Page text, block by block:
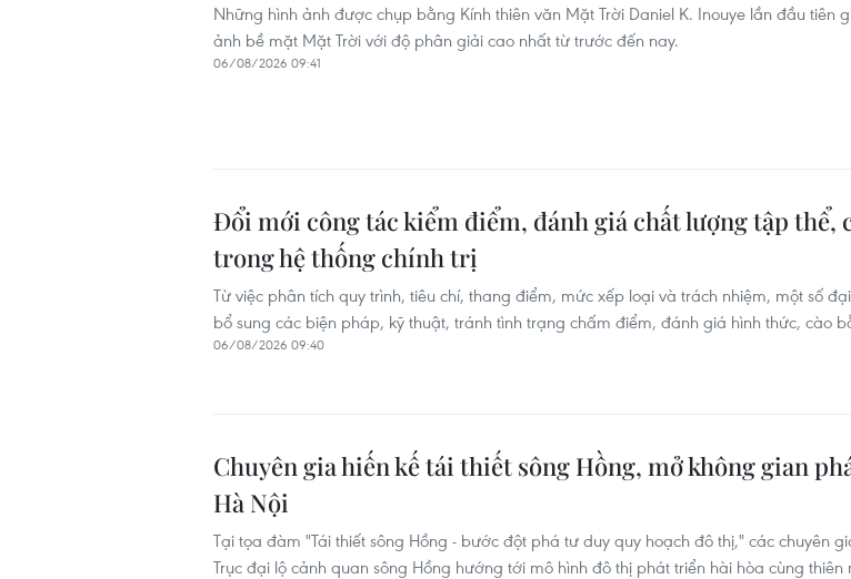
Những hình ảnh được chụp bằng Kính thiên văn Mặt Trời Daniel K. Inouye lần đầu tiên
ảnh bề mặt Mặt Trời với độ phân giải cao nhất từ trước đến nay.
06/08/2026 09:41
Đổi mới công tác kiểm điểm, đánh giá chất lượng tập thể,
trong hệ thống chính trị
Từ việc phân tích quy trình, tiêu chí, thang điểm, mức xếp loại và trách nhiệm, một số
bổ sung các biện pháp, kỹ thuật, tránh tình trạng chấm điểm, đánh giá hình thức, cào
06/08/2026 09:40
Chuyên gia hiến kế tái thiết sông Hồng, mở không gian
Hà Nội
Tại tọa đàm "Tái thiết sông Hồng - bước đột phá tư duy quy hoạch đô thị," các chuyên
Trục đại lộ cảnh quan sông Hồng hướng tới mô hình đô thị phát triển hài hòa cùng thiên